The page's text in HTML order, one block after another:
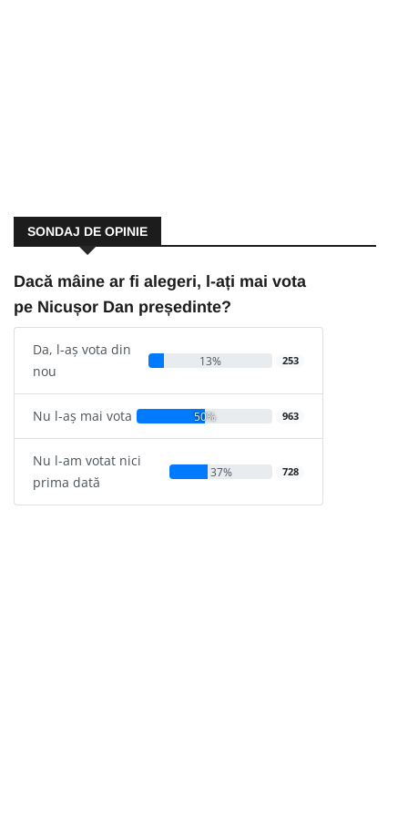
SONDAJ DE OPINIE
Dacă mâine ar fi alegeri, l-ați mai vota
pe Nicușor Dan președinte?
Da, l-aș vota din
nou
13% 253
Nu l-aș mai vota 50% 963
Nu l-am votat nici
prima dată
37% 728